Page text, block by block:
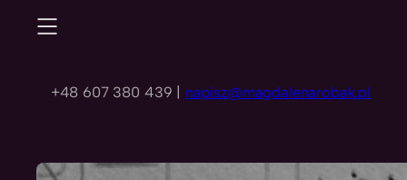
+48 607 380 439 | napisz@magdalenarobak.pl